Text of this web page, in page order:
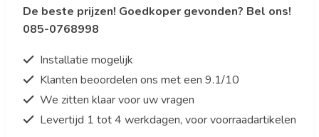
model
DIG
model
DIG
7
aantal
De beste prijzen! Goedkoper gevonden? Bel ons!
085-0768998
Installatie mogelijk
Klanten beoordelen ons met een 9.1/10
We zitten klaar voor uw vragen
Levertijd 1 tot 4 werkdagen, voor voorraadartikelen